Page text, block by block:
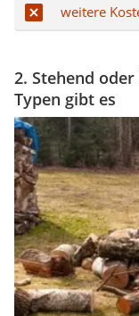
weitere
2. Stehend
Typen gibt es